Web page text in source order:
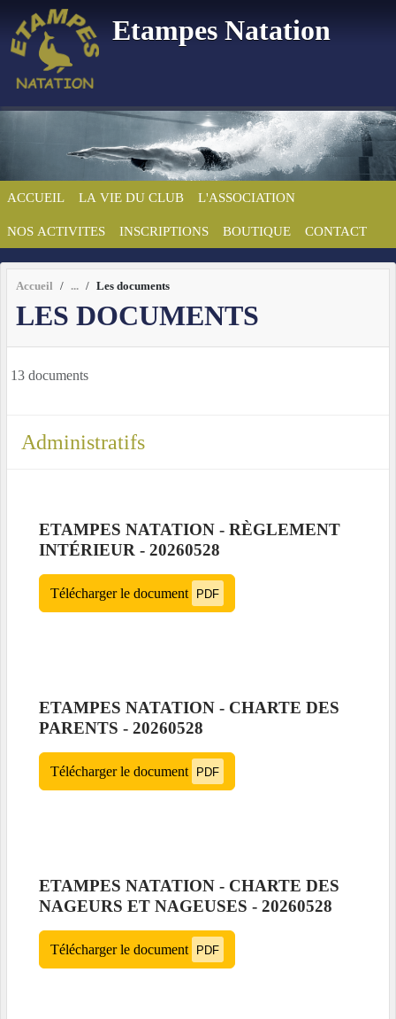
Etampes Natation
ACCUEIL LA VIE DU CLUB L'ASSOCIATION
NOS ACTIVITES INSCRIPTIONS BOUTIQUE CONTACT
Accueil Les documents
LES DOCUMENTS
13 documents
Administratifs
ETAMPES NATATION - RÈGLEMENT
INTÉRIEUR - 20260528
Télécharger le document PDF
ETAMPES NATATION - CHARTE DES
PARENTS - 20260528
Télécharger le document PDF
ETAMPES NATATION - CHARTE DES
NAGEURS ET NAGEUSES - 20260528
Télécharger le document PDF
Panneau de gestion des cookies